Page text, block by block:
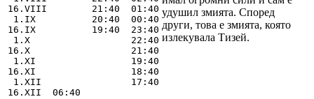
16.VIII        21:40  01:40
1.IX          20:40  00:40
16.IX          19:40  23:40
1.X                  22:40
16.X                  21:40
1.XI                 19:40
16.XI                 18:40
1.XII                17:40
16.XII  06:40
удушил змията. Според
други, това е змията, която
излекувала Тизей.